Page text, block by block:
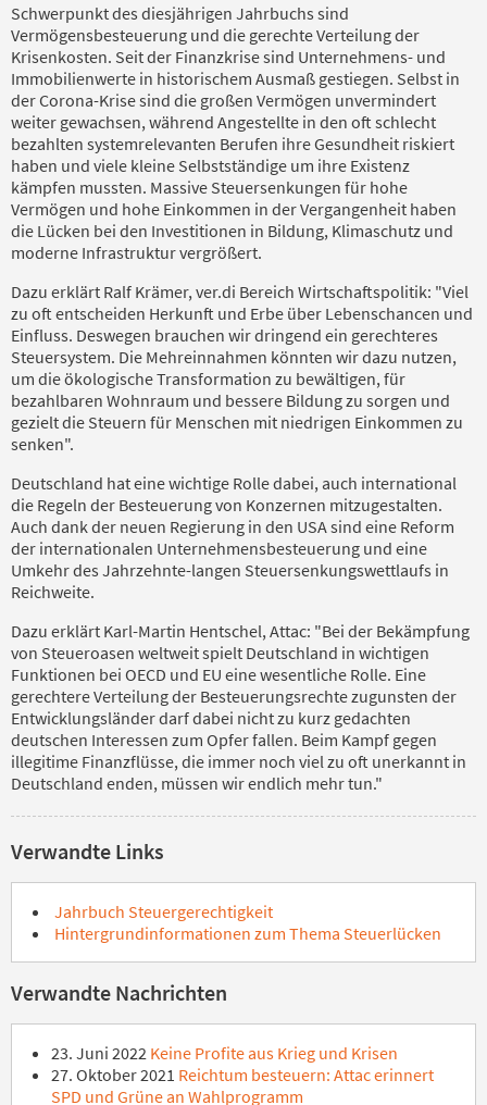
Schwerpunkt des diesjährigen Jahrbuchs sind
Vermögensbesteuerung und die gerechte Verteilung der
Krisenkosten. Seit der Finanzkrise sind Unternehmens- und
Immobilienwerte in historischem Ausmaß gestiegen. Selbst in
der Corona-Krise sind die großen Vermögen unvermindert
weiter gewachsen, während Angestellte in den oft schlecht
bezahlten systemrelevanten Berufen ihre Gesundheit riskiert
haben und viele kleine Selbstständige um ihre Existenz
kämpfen mussten. Massive Steuersenkungen für hohe
Vermögen und hohe Einkommen in der Vergangenheit haben
die Lücken bei den Investitionen in Bildung, Klimaschutz und
moderne Infrastruktur vergrößert.
Dazu erklärt Ralf Krämer, ver.di Bereich Wirtschaftspolitik: "Viel
zu oft entscheiden Herkunft und Erbe über Lebenschancen und
Einfluss. Deswegen brauchen wir dringend ein gerechteres
Steuersystem. Die Mehreinnahmen könnten wir dazu nutzen,
um die ökologische Transformation zu bewältigen, für
bezahlbaren Wohnraum und bessere Bildung zu sorgen und
gezielt die Steuern für Menschen mit niedrigen Einkommen zu
senken".
Deutschland hat eine wichtige Rolle dabei, auch international
die Regeln der Besteuerung von Konzernen mitzugestalten.
Auch dank der neuen Regierung in den USA sind eine Reform
der internationalen Unternehmensbesteuerung und eine
Umkehr des Jahrzehnte-langen Steuersenkungswettlaufs in
Reichweite.
Dazu erklärt Karl-Martin Hentschel, Attac: "Bei der Bekämpfung
von Steueroasen weltweit spielt Deutschland in wichtigen
Funktionen bei OECD und EU eine wesentliche Rolle. Eine
gerechtere Verteilung der Besteuerungsrechte zugunsten der
Entwicklungsländer darf dabei nicht zu kurz gedachten
deutschen Interessen zum Opfer fallen. Beim Kampf gegen
illegitime Finanzflüsse, die immer noch viel zu oft unerkannt in
Deutschland enden, müssen wir endlich mehr tun."
Verwandte Links
Jahrbuch Steuergerechtigkeit
Hintergrundinformationen zum Thema Steuerlücken
Verwandte Nachrichten
23. Juni 2022 Keine Profite aus Krieg und Krisen
27. Oktober 2021 Reichtum besteuern: Attac erinnert
SPD und Grüne an Wahlprogramm